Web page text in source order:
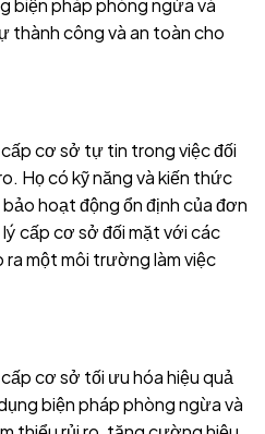
biện pháp phòng ngừa và
thành công và an toàn cho
cơ sở tự tin trong việc đối
Họ có kỹ năng và kiến thức
hoạt động ổn định của đơn
cấp cơ sở đối mặt với các
ra một môi trường làm việc
cơ sở tối ưu hóa hiệu quả
biện pháp phòng ngừa và